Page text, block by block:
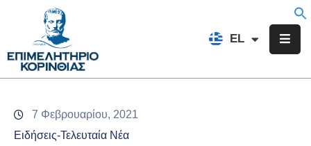
EL
FR
Επιμελητήριο
Υπηρεσίες
7 Φεβρουαρίου, 2021
Ειδήσεις-Τελευταία Νέα